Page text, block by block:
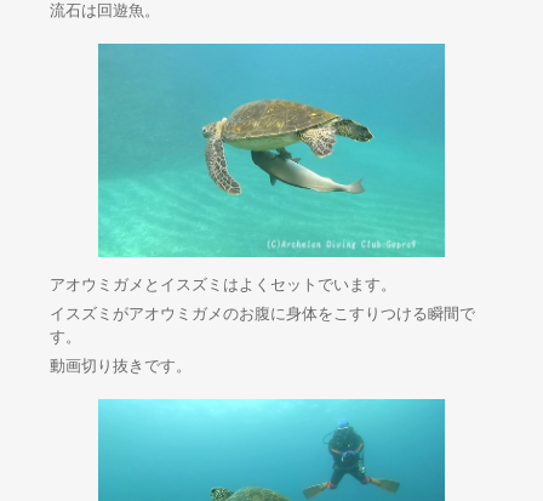
流石は回遊魚。
アオウミガメとイスズミはよくセットでいます。
イスズミがアオウミガメのお腹に身体をこすりつける瞬間で
す。
動画切り抜きです。